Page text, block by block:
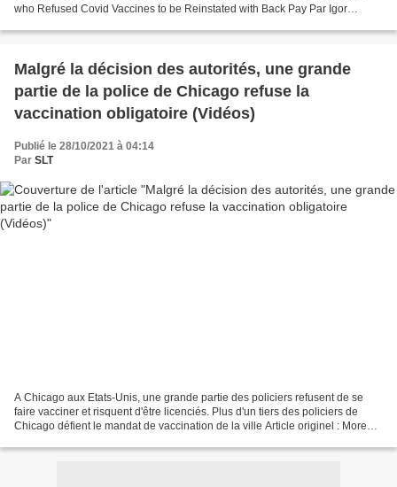
who Refused Covid Vaccines to be Reinstated with Back Pay Par Igor
Malgré la décision des autorités, une grande
partie de la police de Chicago refuse la
vaccination obligatoire (Vidéos)
Publié le 28/10/2021 à 04:14
Par SLT
A Chicago aux Etats-Unis, une grande partie des policiers refusent de se
faire vacciner et risquent d'être licenciés. Plus d'un tiers des policiers de
Chicago défient le mandat de vaccination de la ville Article originel : More